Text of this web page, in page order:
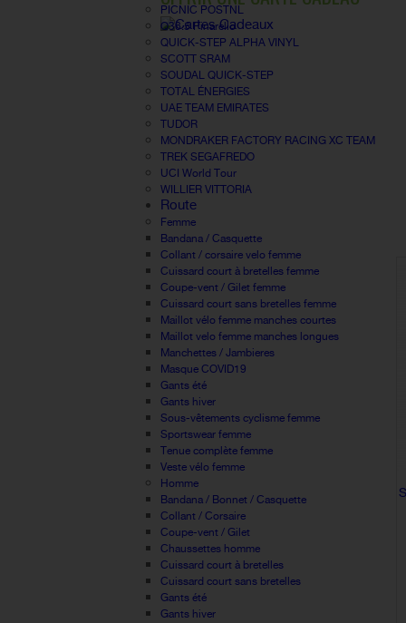
PICNIC POSTNL
Q36.5 Pinarello
QUICK-STEP ALPHA VINYL
SCOTT SRAM
SOUDAL QUICK-STEP
TOTAL ÉNERGIES
UAE TEAM EMIRATES
TUDOR
MONDRAKER FACTORY RACING XC TEAM
TREK SEGAFREDO
UCI World Tour
WILLIER VITTORIA
Route
Femme
Bandana / Casquette
Collant / corsaire velo femme
Cuissard court à bretelles femme
Coupe-vent / Gilet femme
Cuissard court sans bretelles femme
Maillot vélo femme manches courtes
Maillot velo femme manches longues
Manchettes / Jambieres
Masque COVID19
Gants été
Gants hiver
Sous-vêtements cyclisme femme
Sportswear femme
Tenue complète femme
Veste vélo femme
Homme
Bandana / Bonnet / Casquette
Collant / Corsaire
Coupe-vent / Gilet
Chaussettes homme
Cuissard court à bretelles
Cuissard court sans bretelles
Gants été
Gants hiver